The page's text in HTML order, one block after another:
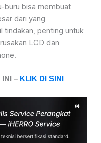
buru bisa membuat
dari yang
tindakan, penting untuk
LCD dan
– KLIK DI SINI